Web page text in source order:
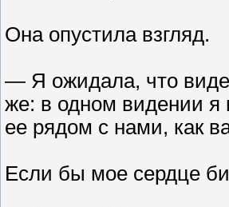
Она опустила взгляд.
— Я ожидала, что
же: в одном видении я
ее рядом с нами, как
Если бы мое сердце